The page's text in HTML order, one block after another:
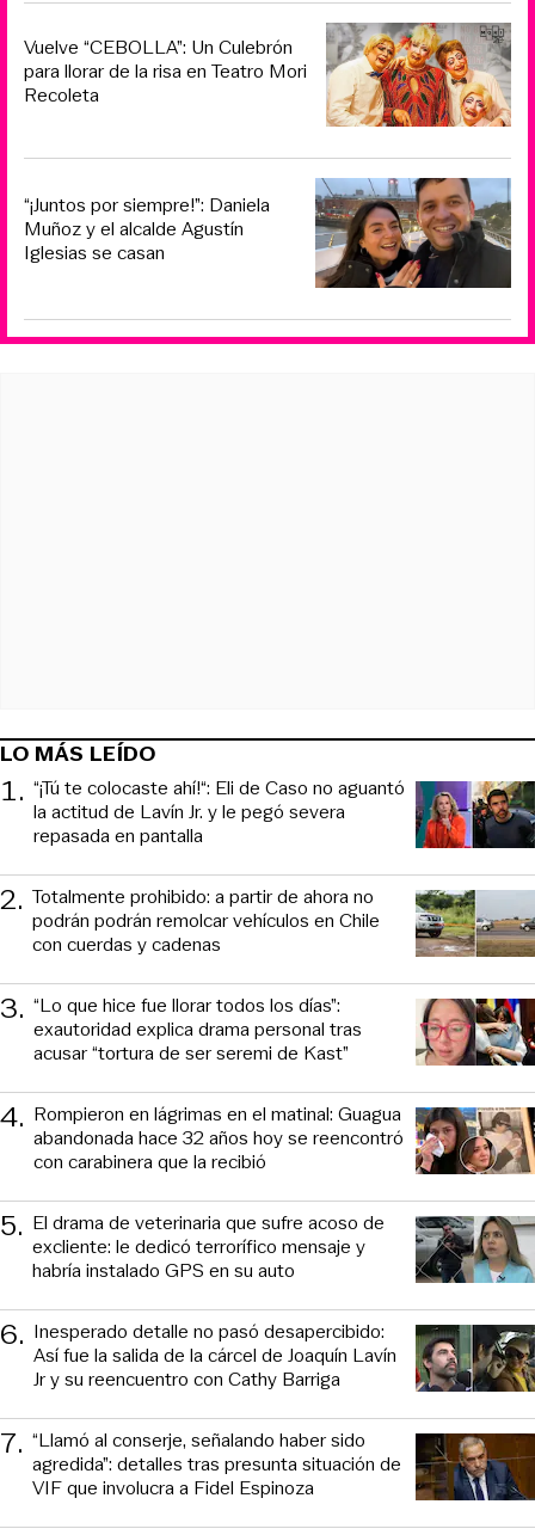
Vuelve “CEBOLLA”: Un Culebrón
para llorar de la risa en Teatro Mori
Recoleta
“¡Juntos por siempre!”: Daniela
Muñoz y el alcalde Agustín
Iglesias se casan
LO MÁS LEÍDO
1. “¡Tú te colocaste ahí!“: Eli de Caso no aguantó
la actitud de Lavín Jr. y le pegó severa
repasada en pantalla
2. Totalmente prohibido: a partir de ahora no
podrán podrán remolcar vehículos en Chile
con cuerdas y cadenas
3. “Lo que hice fue llorar todos los días”:
exautoridad explica drama personal tras
acusar “tortura de ser seremi de Kast”
4. Rompieron en lágrimas en el matinal: Guagua
abandonada hace 32 años hoy se reencontró
con carabinera que la recibió
5. El drama de veterinaria que sufre acoso de
excliente: le dedicó terrorífico mensaje y
habría instalado GPS en su auto
6. Inesperado detalle no pasó desapercibido:
Así fue la salida de la cárcel de Joaquín Lavín
Jr y su reencuentro con Cathy Barriga
7. “Llamó al conserje, señalando haber sido
agredida”: detalles tras presunta situación de
VIF que involucra a Fidel Espinoza